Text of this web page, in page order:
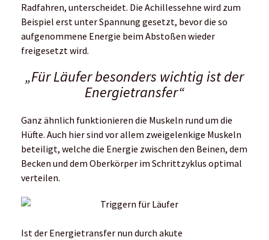
Radfahren, unterscheidet. Die Achillessehne wird zum
Beispiel erst unter Spannung gesetzt, bevor die so
aufgenommene Energie beim Abstoßen wieder
freigesetzt wird.
„Für Läufer besonders wichtig ist der
Energietransfer“
Ganz ähnlich funktionieren die Muskeln rund um die
Hüfte. Auch hier sind vor allem zweigelenkige Muskeln
beteiligt, welche die Energie zwischen den Beinen, dem
Becken und dem Oberkörper im Schrittzyklus optimal
verteilen.
Ist der Energietransfer nun durch akute